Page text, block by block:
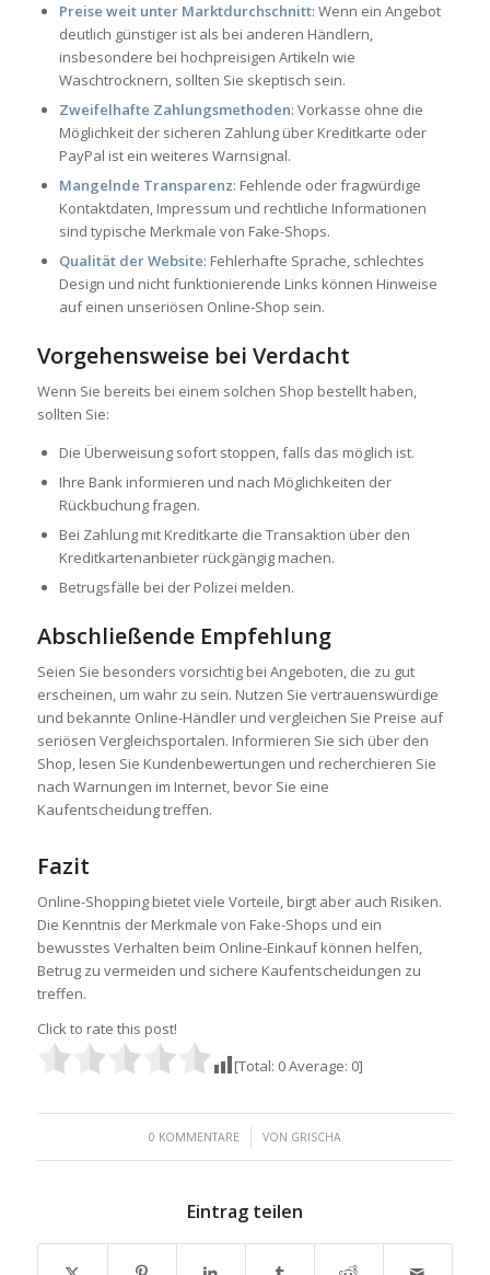
Preise weit unter Marktdurchschnitt: Wenn ein Angebot
deutlich günstiger ist als bei anderen Händlern,
insbesondere bei hochpreisigen Artikeln wie
Waschtrocknern, sollten Sie skeptisch sein.
Zweifelhafte Zahlungsmethoden: Vorkasse ohne die
Möglichkeit der sicheren Zahlung über Kreditkarte oder
PayPal ist ein weiteres Warnsignal.
Mangelnde Transparenz: Fehlende oder fragwürdige
Kontaktdaten, Impressum und rechtliche Informationen
sind typische Merkmale von Fake-Shops.
Qualität der Website: Fehlerhafte Sprache, schlechtes
Design und nicht funktionierende Links können Hinweise
auf einen unseriösen Online-Shop sein.
Vorgehensweise bei Verdacht
Wenn Sie bereits bei einem solchen Shop bestellt haben,
sollten Sie:
Die Überweisung sofort stoppen, falls das möglich ist.
Ihre Bank informieren und nach Möglichkeiten der
Rückbuchung fragen.
Bei Zahlung mit Kreditkarte die Transaktion über den
Kreditkartenanbieter rückgängig machen.
Betrugsfälle bei der Polizei melden.
Abschließende Empfehlung
Seien Sie besonders vorsichtig bei Angeboten, die zu gut
erscheinen, um wahr zu sein. Nutzen Sie vertrauenswürdige
und bekannte Online-Händler und vergleichen Sie Preise auf
seriösen Vergleichsportalen. Informieren Sie sich über den
Shop, lesen Sie Kundenbewertungen und recherchieren Sie
nach Warnungen im Internet, bevor Sie eine
Kaufentscheidung treffen.
Fazit
Online-Shopping bietet viele Vorteile, birgt aber auch Risiken.
Die Kenntnis der Merkmale von Fake-Shops und ein
bewusstes Verhalten beim Online-Einkauf können helfen,
Betrug zu vermeiden und sichere Kaufentscheidungen zu
treffen.
Click to rate this post!
[Total: 0Average: 0]
0 KOMMENTARE
/ VON GRISCHA
Eintrag teilen